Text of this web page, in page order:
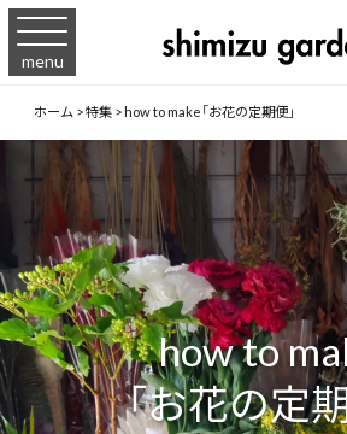
menu
how to
「お花の定
ホーム>特集>how to make「お花の定期便」